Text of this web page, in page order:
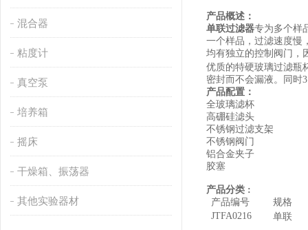
混合器
粘度计
真空泵
培养箱
摇床
干燥箱、振荡器
其他实验器材
产品概述：
单联过滤器专为多个样
一个样品，过滤速度慢
均有独立的控制阀门，
优质的特硬玻璃过滤瓶
密封而不会漏液。同时
产品配置：
全玻璃滤杯
高硼硅滤头
不锈钢过滤支架
不锈钢阀门
铝合金夹子
胶塞
产品分类 :
产品编号
规格
JTFA0216
单联